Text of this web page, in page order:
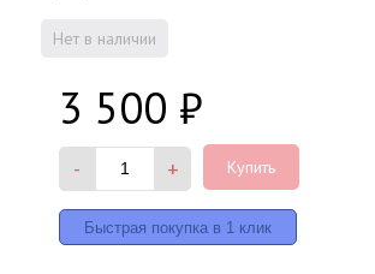
Нет в наличии
3 500 ₽
- + Купить